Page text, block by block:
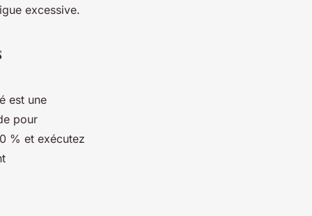
excessive.
est une
pour
% et exécutez